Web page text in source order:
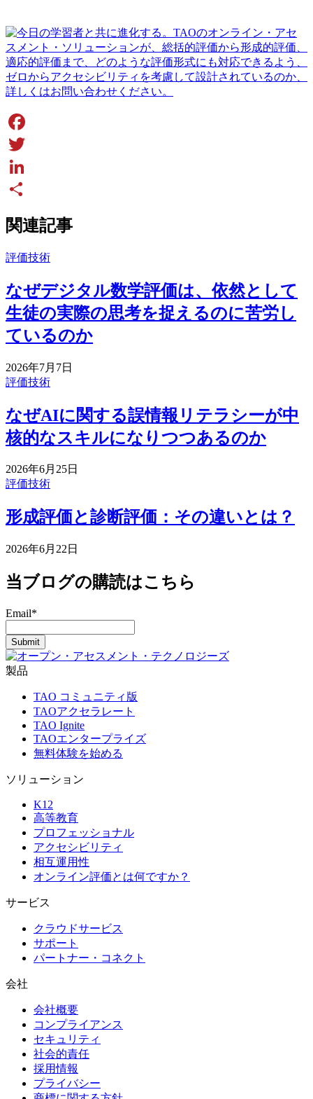
Facebook
Twitter
LinkedIn
関連記事
評価技術
なぜデジタル数学評価は、依然として
生徒の実際の思考を捉えるのに苦労し
ているのか
2026年7月7日
評価技術
なぜAIに関する誤情報リテラシーが中
核的なスキルになりつつあるのか
2026年6月25日
評価技術
形成評価と診断評価：その違いとは？
2026年6月22日
当ブログの購読はこちら
Email*
製品
TAO コミュニティ版
TAOアクセラレート
TAO Ignite
TAOエンタープライズ
無料体験を始める
ソリューション
K12
高等教育
プロフェッショナル
アクセシビリティ
相互運用性
オンライン評価とは何ですか？
サービス
クラウドサービス
サポート
パートナー・コネクト
会社
会社概要
コンプライアンス
セキュリティ
社会的責任
採用情報
プライバシー